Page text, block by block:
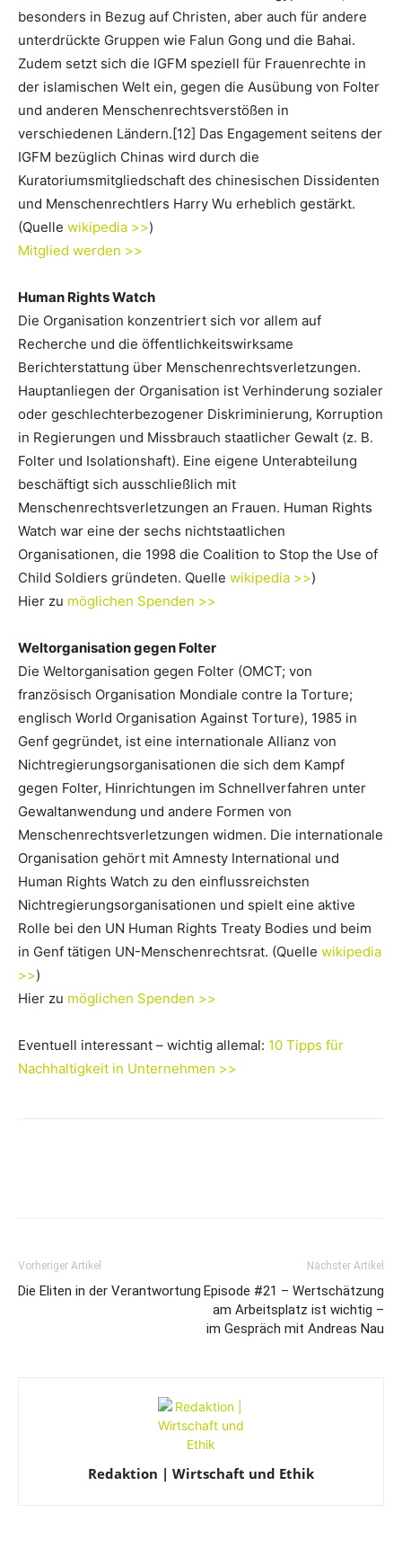
besonders in Bezug auf Christen, aber auch für andere
unterdrückte Gruppen wie Falun Gong und die Bahai.
Zudem setzt sich die IGFM speziell für Frauenrechte in
der islamischen Welt ein, gegen die Ausübung von Folter
und anderen Menschenrechtsverstößen in
verschiedenen Ländern.[12] Das Engagement seitens der
IGFM bezüglich Chinas wird durch die
Kuratoriumsmitgliedschaft des chinesischen Dissidenten
und Menschenrechtlers Harry Wu erheblich gestärkt.
(Quelle wikipedia >>)
Mitglied werden >>
Human Rights Watch
Die Organisation konzentriert sich vor allem auf
Recherche und die öffentlichkeitswirksame
Berichterstattung über Menschenrechtsverletzungen.
Hauptanliegen der Organisation ist Verhinderung sozialer
oder geschlechterbezogener Diskriminierung, Korruption
in Regierungen und Missbrauch staatlicher Gewalt (z. B.
Folter und Isolationshaft). Eine eigene Unterabteilung
beschäftigt sich ausschließlich mit
Menschenrechtsverletzungen an Frauen. Human Rights
Watch war eine der sechs nichtstaatlichen
Organisationen, die 1998 die Coalition to Stop the Use of
Child Soldiers gründeten. Quelle wikipedia >>)
Hier zu möglichen Spenden >>
Weltorganisation gegen Folter
Die Weltorganisation gegen Folter (OMCT; von
französisch Organisation Mondiale contre la Torture;
englisch World Organisation Against Torture), 1985 in
Genf gegründet, ist eine internationale Allianz von
Nichtregierungsorganisationen die sich dem Kampf
gegen Folter, Hinrichtungen im Schnellverfahren unter
Gewaltanwendung und andere Formen von
Menschenrechtsverletzungen widmen. Die internationale
Organisation gehört mit Amnesty International und
Human Rights Watch zu den einflussreichsten
Nichtregierungsorganisationen und spielt eine aktive
Rolle bei den UN Human Rights Treaty Bodies und beim
in Genf tätigen UN-Menschenrechtsrat. (Quelle wikipedia
>>)
Hier zu möglichen Spenden >>
Eventuell interessant – wichtig allemal: 10 Tipps für
Nachhaltigkeit in Unternehmen >>
Vorheriger Artikel
Die Eliten in der Verantwortung
Nächster Artikel
Episode #21 – Wertschätzung
am Arbeitsplatz ist wichtig –
im Gespräch mit Andreas Nau
Redaktion | Wirtschaft und Ethik